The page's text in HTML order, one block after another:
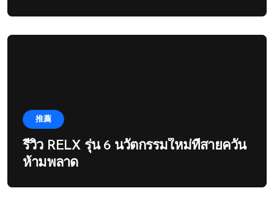
推薦
รีวิว RELX รุ่น 6 นวัตกรรมใหม่ที่สายควัน
ห้ามพลาด